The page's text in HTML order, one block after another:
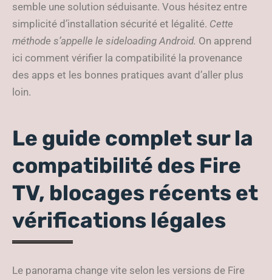
semble une solution séduisante. Vous hésitez entre
simplicité d’installation sécurité et légalité. Cette
méthode s’appelle le sideloading Android. On apprend
ici comment vérifier la compatibilité la provenance
des apps et les bonnes pratiques avant d’aller plus
loin.
Le guide complet sur la
compatibilité des Fire
TV, blocages récents et
vérifications légales
Le panorama change vite selon les versions de Fire